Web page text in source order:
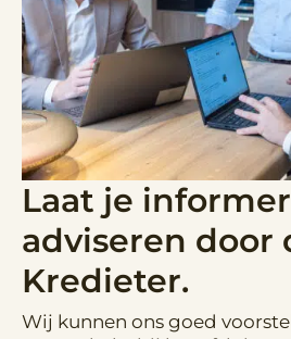
Laat je
adviseren door
Kredieter.
Wij kunnen ons goed